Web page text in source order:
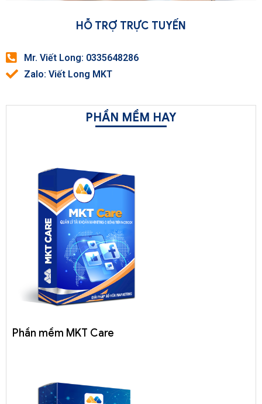
HỖ TRỢ TRỰC TUYẾN
Mr. Viết Long: 0335648286
Zalo: Viết Long MKT
PHẦN MỀM HAY
Phần mềm MKT Care